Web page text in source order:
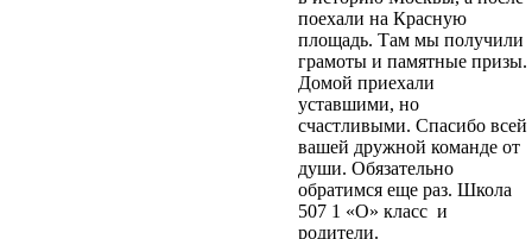
поехали на Красную
площадь. Там мы получили
грамоты и памятные призы.
Домой приехали
уставшими, но
счастливыми. Спасибо всей
вашей дружной команде от
души. Обязательно
обратимся еще раз. Школа
507 1 «О» класс и
родители.